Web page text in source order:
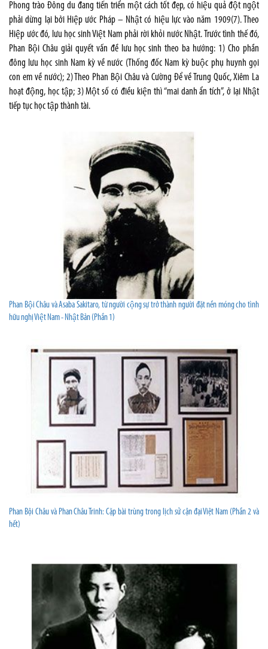
Phong trào Đông du đang tiến triển một cách tốt đẹp, có hiệu quả đột ngột
phải dừng lại bởi Hiệp ước Pháp – Nhật có hiệu lực vào năm 1909(7). Theo
Hiệp ước đó, lưu học sinh Việt Nam phải rời khỏi nước Nhật. Trước tình thế đó,
Phan Bội Châu giải quyết vấn đề lưu học sinh theo ba hướng: 1) Cho phần
đông lưu học sinh Nam kỳ về nước (Thống đốc Nam kỳ buộc phụ huynh gọi
con em về nước); 2) Theo Phan Bội Châu và Cường Để về Trung Quốc, Xiêm La
hoạt động, học tập; 3) Một số có điều kiện thì “mai danh ẩn tích”, ở lại Nhật
tiếp tục học tập thành tài.
Phan Bội Châu và Asaba Sakitaro, từ người cộng sự trở thành người đặt nền móng cho tình
hữu nghị Việt Nam - Nhật Bản (Phần 1)
Phan Bội Châu và Phan Châu Trinh: Cặp bài trùng trong lịch sử cận đại Việt Nam (Phần 2 và
hết)